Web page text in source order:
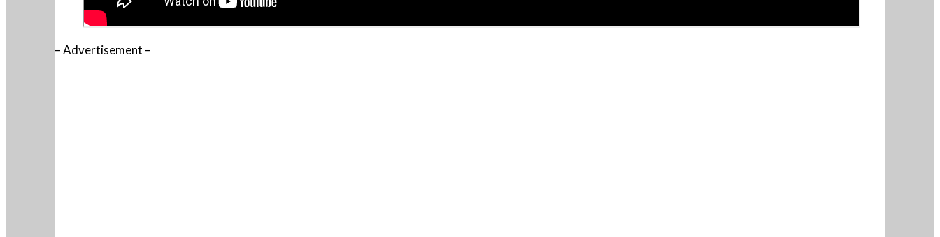
– Advertisement –